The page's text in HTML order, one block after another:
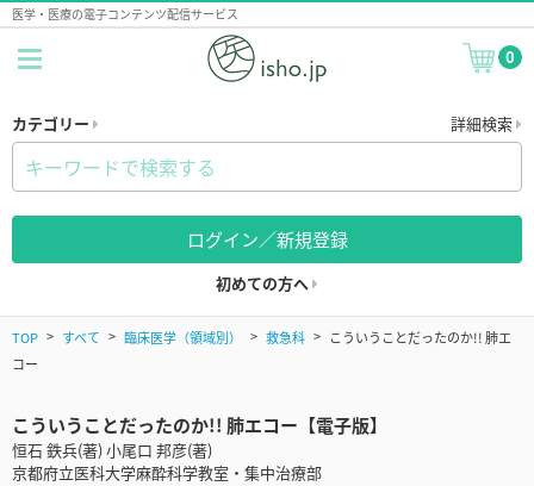
医学・医療の電子コンテンツ配信サービス
0
カテゴリー 詳細検索
ログイン／新規登録
初めての方へ
TOP すべて 臨床医学（領域別） 救急科
こういうことだったのか!! 肺エ
コー
こういうことだったのか!! 肺エコー【電子版】
恒石 鉄兵(著) 小尾口 邦彦(著)
京都府立医科大学麻酔科学教室・集中治療部